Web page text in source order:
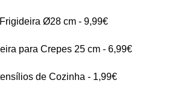
Frigideira Ø28 cm - 9,99€
para Crepes 25 cm - 6,99€
de Cozinha - 1,99€